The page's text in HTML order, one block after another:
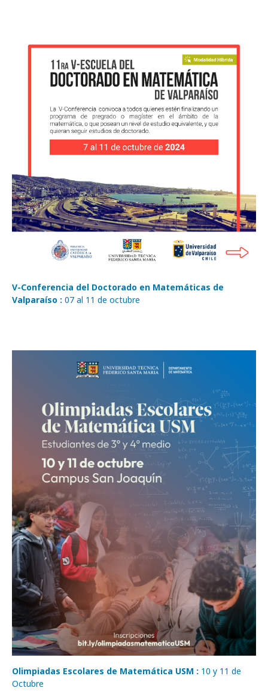
V-Conferencia del Doctorado en Matemáticas de
Valparaíso : 07 al 11 de octubre
Olimpiadas Escolares de Matemática USM : 10 y 11 de
Octubre